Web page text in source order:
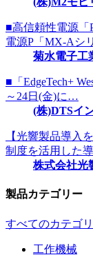
■高信頼性電源
電源P「MX-Aシ
菊水電子工
■「EdgeTech+
～24日(金)に…
(株)DTSイ
【光響製品導入
制度を活用した
株式会社光
製品カテゴリー
すべてのカテゴ
工作機械